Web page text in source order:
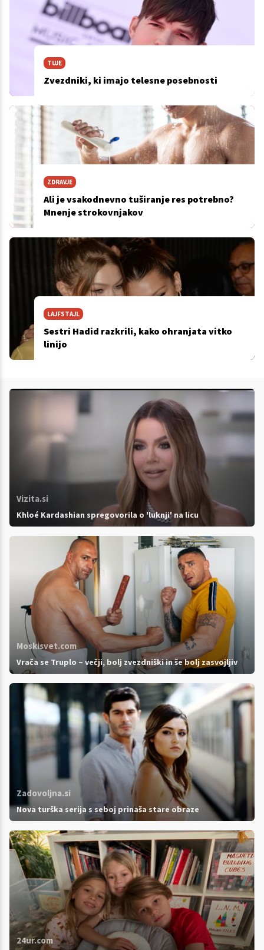
TUJE
Zvezdniki, ki imajo telesne posebnosti
ZDRAVJE
Ali je vsakodnevno tuširanje res potrebno?
Mnenje strokovnjakov
LAJFSTAJL
Sestri Hadid razkrili, kako ohranjata vitko
linijo
Vizita.si
Khloé Kardashian spregovorila o 'luknji' na licu
Moskisvet.com
Vrača se Truplo – večji, bolj zvezdniški in še bolj zasvojljiv
Zadovoljna.si
Nova turška serija s seboj prinaša stare obraze
24ur.com